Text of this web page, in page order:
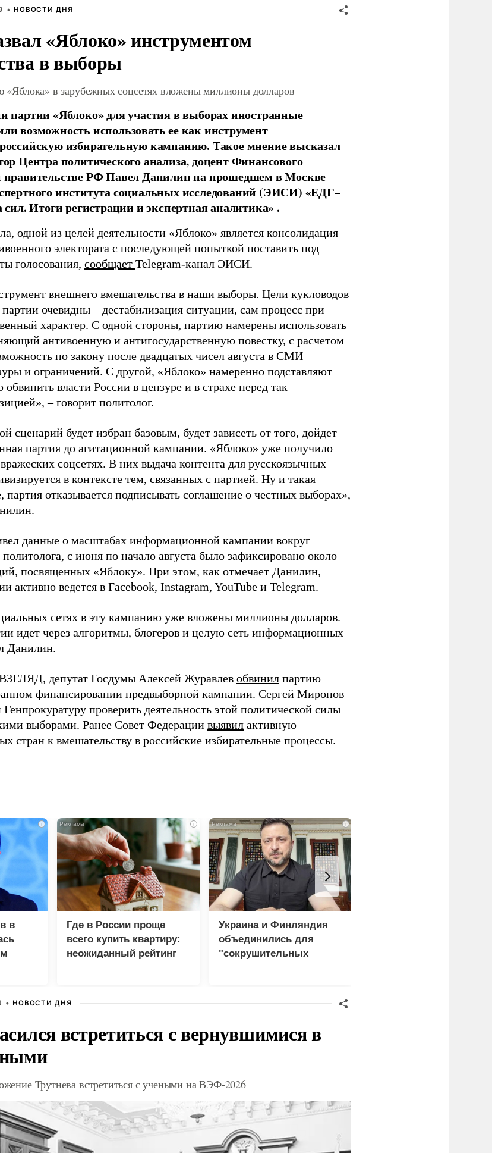
• НОВОСТИ ДНЯ
«Яблоко» инструментом
в выборы
в зарубежных соцсетях вложены миллионы долларов
партии «Яблоко» для участия в выборах иностранные
возможность использовать ее как инструмент
избирательную кампанию. Такое мнение высказал
Центра политического анализа, доцент Финансового
правительстве РФ Павел Данилин на прошедшем в Москве
института социальных исследований (ЭИСИ) «ЕДГ–
сил. Итоги регистрации и экспертная аналитика» .
одной из целей деятельности «Яблоко» является консолидация
электората с последующей попыткой поставить под
голосования, сообщает Telegram-канал ЭИСИ.
внешнего вмешательства в наши выборы. Цели кукловодов
очевидны – дестабилизация ситуации, сам процесс при
характер. С одной стороны, партию намерены использовать
антивоенную и антигосударственную повестку, с расчетом
по закону после двадцатых чисел августа в СМИ
и ограничений. С другой, «Яблоко» намеренно подставляют
власти России в цензуре и в страхе перед так
– говорит политолог.
сценарий будет избран базовым, будет зависеть от того, дойдет
партия до агитационной кампании. «Яблоко» уже получило
соцсетях. В них выдача контента для русскоязычных
в контексте тем, связанных с партией. Ну и такая
партия отказывается подписывать соглашение о честных выборах»,
данные о масштабах информационной кампании вокруг
с июня по начало августа было зафиксировано около
посвященных «Яблоку». При этом, как отмечает Данилин,
активно ведется в Facebook, Instagram, YouTube и Telegram.
сетях в эту кампанию уже вложены миллионы долларов.
идет через алгоритмы, блогеров и целую сеть информационных
Данилин.
ВЗГЛЯД, депутат Госдумы Алексей Журавлев обвинил партию
финансировании предвыборной кампании. Сергей Миронов
проверить деятельность этой политической силы
выборами. Ранее Совет Федерации выявил активную
стран к вмешательству в российские избирательные процессы.
i
в
i
Где в России проще
всего купить квартиру:
неожиданный рейтинг
i
Украина и Финляндия
объединились для
"сокрушительных
• НОВОСТИ ДНЯ
встретиться с вернувшимися в
Трутнева встретиться с учеными на ВЭФ-2026